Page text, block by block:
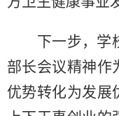
下一步，学
部长会议精神作
优势转化为发展